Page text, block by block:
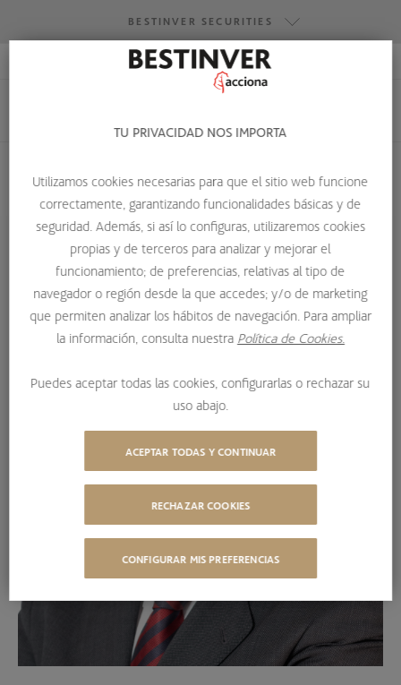
BESTINVER SECURITIES
BESTINVER GESTIÓNACCESO RESEARCH
HOME QUIENES SOMOS EQUIPO DANIEL RODRÍGUEZ
TU PRIVACIDAD NOS IMPORTA
Utilizamos cookies necesarias para que el sitio web funcione
correctamente, garantizando funcionalidades básicas y de
seguridad. Además, si así lo configuras, utilizaremos cookies
propias y de terceros para analizar y mejorar el
funcionamiento; de preferencias, relativas al tipo de
navegador o región desde la que accedes; y/o de marketing
que permiten analizar los hábitos de navegación. Para ampliar
la información, consulta nuestra Política de Cookies.
Puedes aceptar todas las cookies, configurarlas o rechazar su
uso abajo.
CONFIGURAR MIS PREFERENCIAS
RECHAZAR COOKIES
ACEPTAR TODAS Y CONTINUAR